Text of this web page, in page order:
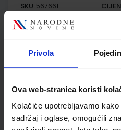
Privola
Ova web-stranica koristi
Kolačiće upotrebljavamo
sadržaj i oglase, omogućili
SKU: 567661
ŠIFRA OMOTA:
Nakladnik:ALFA d.d. Registarski
SKU: 567662